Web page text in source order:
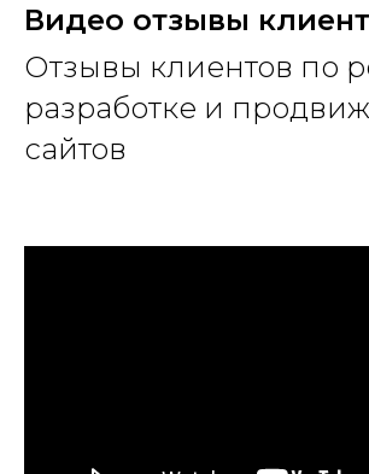
Видео отзывы
Отзывы клиентов по
разработке и
сайтов